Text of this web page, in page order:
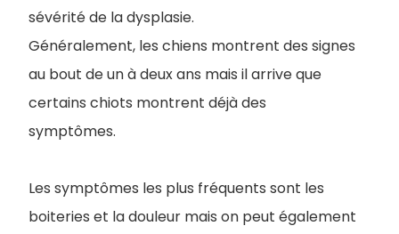
sévérité de la dysplasie.
Généralement, les chiens montrent des signes
au bout de un à deux ans mais il arrive que
certains chiots montrent déjà des
symptômes.
Les symptômes les plus fréquents sont les
boiteries et la douleur mais on peut également